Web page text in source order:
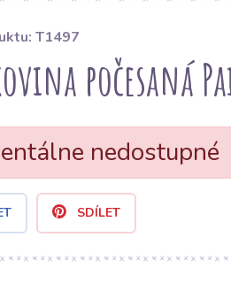
T1497
počesaná
nedostupné
SDÍLET